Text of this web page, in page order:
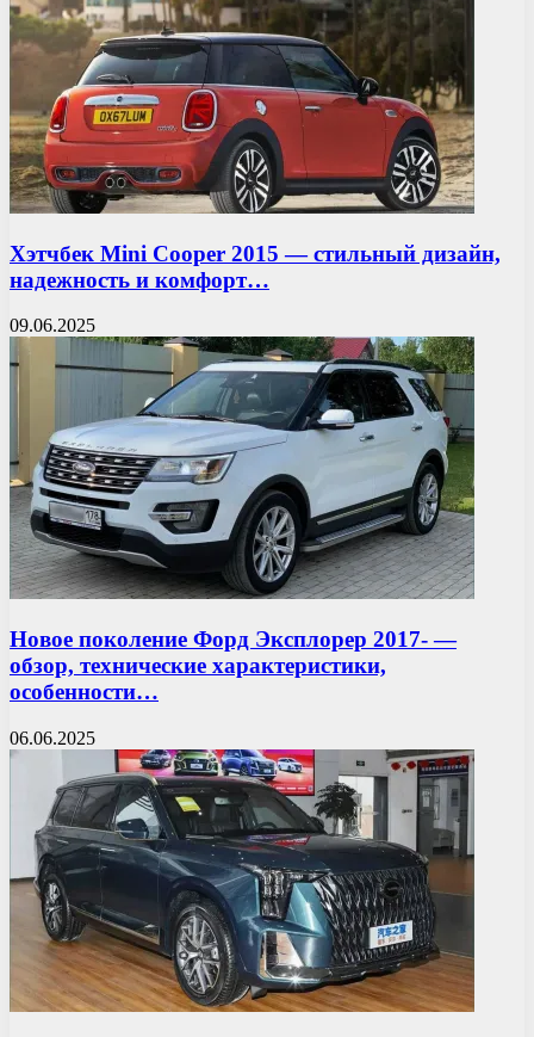
Хэтчбек Mini Cooper 2015 — стильный дизайн,
надежность и комфорт…
09.06.2025
Новое поколение Форд Эксплорер 2017- —
обзор, технические характеристики,
особенности…
06.06.2025